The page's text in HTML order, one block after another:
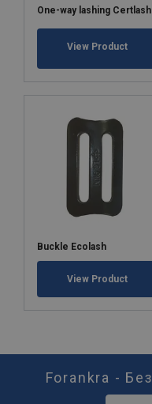
One-way lashing Certlash
View Product
Buckle Ecolash
View Product
Forankra -